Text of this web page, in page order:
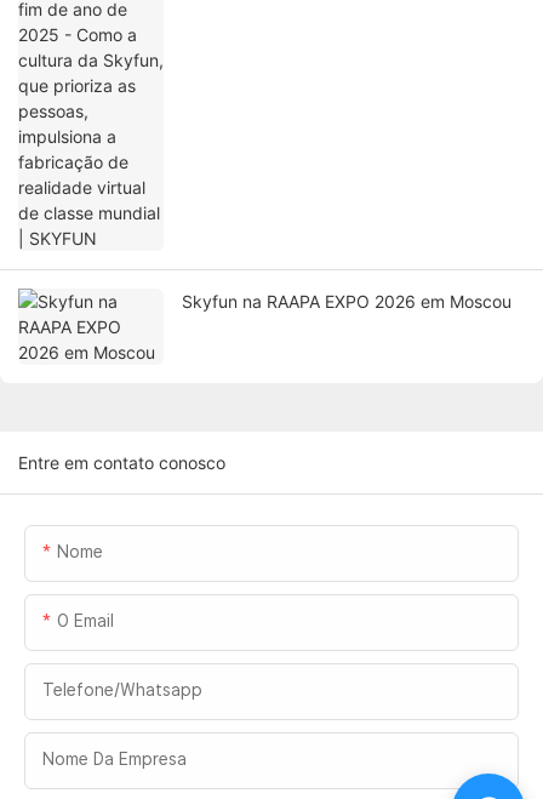
Skyfun na RAAPA EXPO 2026 em Moscou
Entre em contato conosco
Nome
O Email
Telefone/whatsapp
Nome Da Empresa